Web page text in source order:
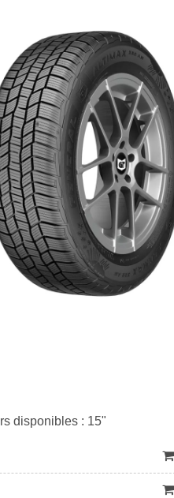
disponibles : 15"